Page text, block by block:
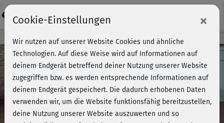
Play
Video
Kursvorschau - Jetzt mitmachen!
Cookie-Einstellungen ×
Wir nutzen auf unserer Website Cookies und ähnliche
Technologien. Auf diese Weise wird auf Informationen auf
deinem Endgerät betreffend deiner Nutzung unserer Website
zugegriffen bzw. es werden entsprechende Informationen auf
deinem Endgerät gespeichert. Die dadurch erhobenen Daten
verwenden wir, um die Website funktionsfähig bereitzustellen,
deine Nutzung unserer Website auszuwerten und so